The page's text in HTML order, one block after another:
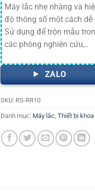
Máy lắc nhẹ nhàng và
độ thông số một cách
Sử dụng để trộn mẫu
các phòng nghiên cứu,..
ZALO
SKU: RS-RR10
Danh mục: Máy lắc, Thiết bị